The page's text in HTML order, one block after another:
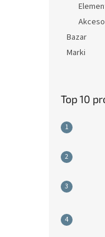
Bazar
Marki
Top 10